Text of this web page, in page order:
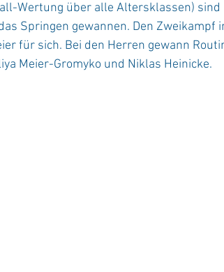
Wertung über alle Altersklassen)
Springen gewannen. Den Zweikampf
für sich. Bei den Herren gewann
Meier-Gromyko und Niklas Heinicke.